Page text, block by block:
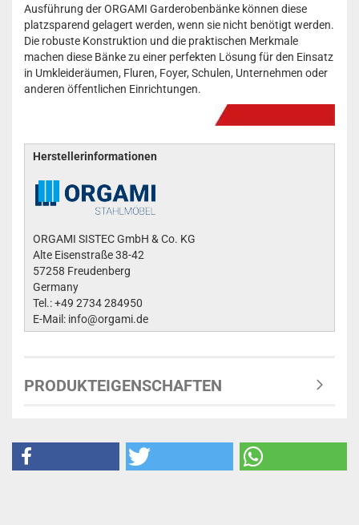
Ausführung der ORGAMI Garderobenbänke können diese
platzsparend gelagert werden, wenn sie nicht benötigt werden.
Die robuste Konstruktion und die praktischen Merkmale
machen diese Bänke zu einer perfekten Lösung für den Einsatz
in Umkleideräumen, Fluren, Foyer, Schulen, Unternehmen oder
anderen öffentlichen Einrichtungen.
Herstellerinformationen
ORGAMI SISTEC GmbH & Co. KG
Alte Eisenstraße 38-42
57258 Freudenberg
Germany
Tel.: +49 2734 284950
E-Mail: info@orgami.de
PRODUKTEIGENSCHAFTEN